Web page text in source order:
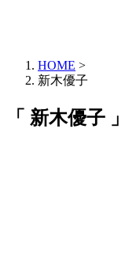
HOME >
新木優子
「 新木優子